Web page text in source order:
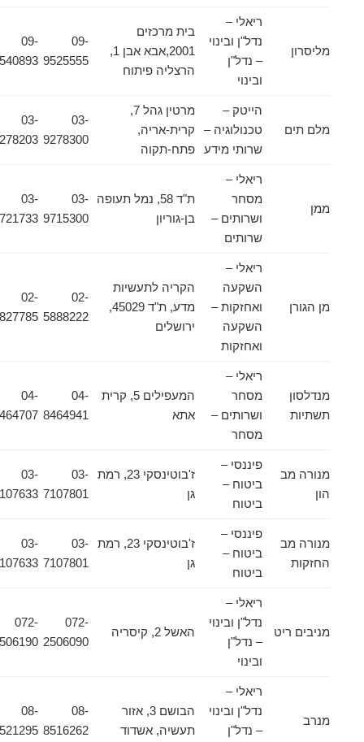
מליסרון
ריאלי –
נדל"ן ובינוי
– נדל"ן
ובינוי
בית מרכזים
2001,אבא אבן 1,
הרצליה פיתוח
9525555
9540893
מלם תים
הייטק –
טכנולוגיה –
שרותי מידע
מרטין גהל 7,
קרית-אריה,
פתח-תקוה
9278300
9278203
ריאלי –
מסחר
ושרותים –
שרותים
ת"ד 58, נמל תעופה
בן-גוריון
03-
9715300
9721733
מן הגורן
ריאלי –
השקעה
ואחזקות –
השקעה
ואחזקות
הקריה לתעשיות
מדע, ת"ד 45029,
ירושלים
5888222
5827785
מנדלסון
תשתיות
ריאלי –
מסחר
ושרותים –
מסחר
המעפילים 5, קרית
אתא
04-
8464941
8464707
מנורה מב
פיננסי –
ביטוח –
ביטוח
ז'בוטינסקי 23, רמת
03-
7107801
7107633
מנורה מב
החזקות
פיננסי –
ביטוח –
ביטוח
ז'בוטינסקי 23, רמת
03-
7107801
7107633
מניבים ריט
ריאלי –
נדל"ן ובינוי
– נדל"ן
ובינוי
האשל 2, קיסריה
072-
2506090
072-
2506190
מנרב
ריאלי –
נדל"ן ובינוי
– נדל"ן
הבושם 3, אזור
תעשיה, אשדוד
8516262
8521295